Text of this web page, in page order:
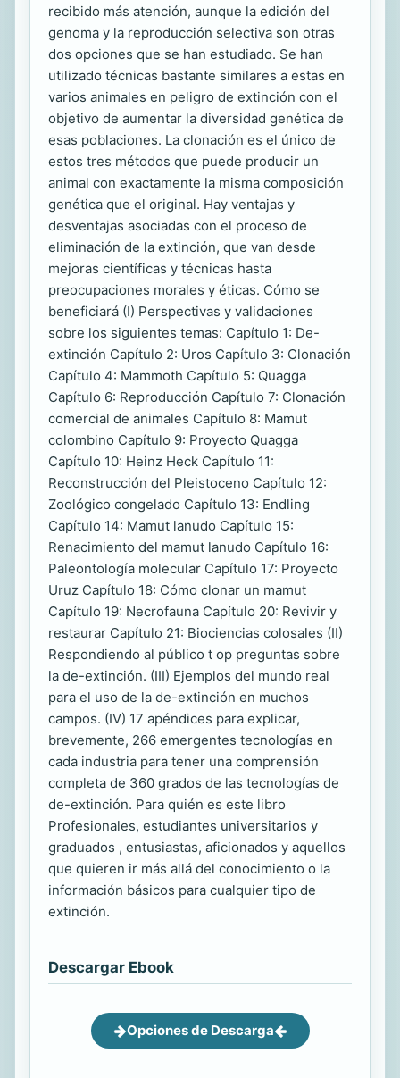
recibido más atención, aunque la edición del
genoma y la reproducción selectiva son otras
dos opciones que se han estudiado. Se han
utilizado técnicas bastante similares a estas en
varios animales en peligro de extinción con el
objetivo de aumentar la diversidad genética de
esas poblaciones. La clonación es el único de
estos tres métodos que puede producir un
animal con exactamente la misma composición
genética que el original. Hay ventajas y
desventajas asociadas con el proceso de
eliminación de la extinción, que van desde
mejoras científicas y técnicas hasta
preocupaciones morales y éticas. Cómo se
beneficiará (I) Perspectivas y validaciones
sobre los siguientes temas: Capítulo 1: De-
extinción Capítulo 2: Uros Capítulo 3: Clonación
Capítulo 4: Mammoth Capítulo 5: Quagga
Capítulo 6: Reproducción Capítulo 7: Clonación
comercial de animales Capítulo 8: Mamut
colombino Capítulo 9: Proyecto Quagga
Capítulo 10: Heinz Heck Capítulo 11:
Reconstrucción del Pleistoceno Capítulo 12:
Zoológico congelado Capítulo 13: Endling
Capítulo 14: Mamut lanudo Capítulo 15:
Renacimiento del mamut lanudo Capítulo 16:
Paleontología molecular Capítulo 17: Proyecto
Uruz Capítulo 18: Cómo clonar un mamut
Capítulo 19: Necrofauna Capítulo 20: Revivir y
restaurar Capítulo 21: Biociencias colosales (II)
Respondiendo al público t op preguntas sobre
la de-extinción. (III) Ejemplos del mundo real
para el uso de la de-extinción en muchos
campos. (IV) 17 apéndices para explicar,
brevemente, 266 emergentes tecnologías en
cada industria para tener una comprensión
completa de 360 ​​grados de las tecnologías de
de-extinción. Para quién es este libro
Profesionales, estudiantes universitarios y
graduados , entusiastas, aficionados y aquellos
que quieren ir más allá del conocimiento o la
información básicos para cualquier tipo de
extinción.
Descargar Ebook
Opciones de Descarga